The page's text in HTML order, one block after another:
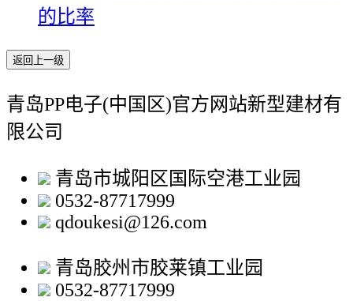
的比率
返回上一级
青岛PP电子(中国区)官方网站新型建材有
限公司
青岛市城阳区国际空港工业园
0532-87717999
qdoukesi@126.com
青岛胶州市胶莱镇工业园
0532-87717999